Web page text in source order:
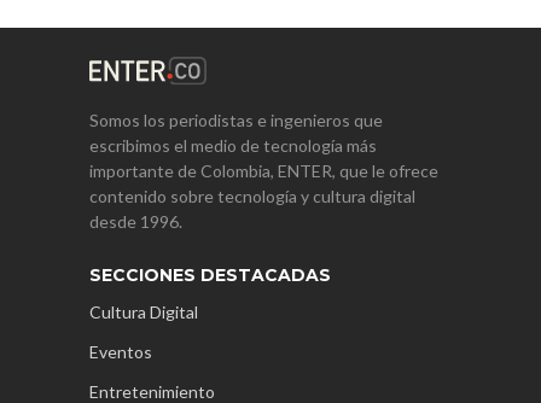
Somos los periodistas e ingenieros que
escribimos el medio de tecnología más
importante de Colombia, ENTER, que le ofrece
contenido sobre tecnología y cultura digital
desde 1996.
SECCIONES DESTACADAS
Cultura Digital
Eventos
Entretenimiento